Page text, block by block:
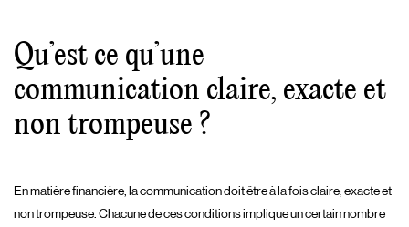
Qu’est ce qu’une
communication claire, exacte et
non trompeuse ?
En matière financière, la communication doit être à la fois claire, exacte et
non trompeuse. Chacune de ces conditions implique un certain nombre